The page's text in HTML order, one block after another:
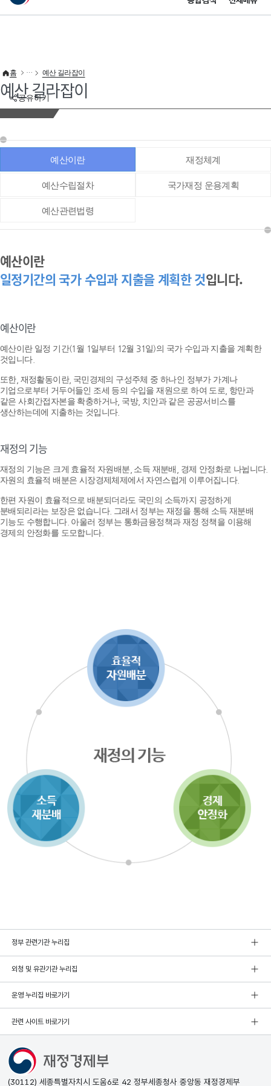
이 누리집은 대한민국 공식 전자정부 누리집입니다.
공유하기
홈 예산 길라잡이
예산 길라잡이
예산이란 재정체계
예산수립절차 국가재정 운용계획
예산관련법령
예산이란
일정기간의 국가 수입과 지출을 계획한 것입니다.
예산이란
예산이란 일정 기간(1월 1일부터 12월 31일)의 국가 수입과 지출을 계획한
것입니다.
또한, 재정활동이란, 국민경제의 구성주체 중 하나인 정부가 가계나
기업으로부터 거두어들인 조세 등의 수입을 재원으로 하여 도로, 항만과
같은 사회간접자본을 확충하거나, 국방, 치안과 같은 공공서비스를
생산하는데에 지출하는 것입니다.
재정의 기능
재정의 기능은 크게 효율적 자원배분, 소득 재분배, 경제 안정화로 나뉩니다.
자원의 효율적 배분은 시장경제체제에서 자연스럽게 이루어집니다.
한편 자원이 효율적으로 배분되더라도 국민의 소득까지 공정하게
분배되리라는 보장은 없습니다. 그래서 정부는 재정을 통해 소득 재분배
기능도 수행합니다. 아울러 정부는 통화금융정책과 재정 정책을 이용해
경제의 안정화를 도모합니다.
정부 관련기관 누리집
외청 및 유관기관 누리집
운영 누리집 바로가기
관련 사이트 바로가기
(30112) 세종특별자치시 도움6로 42 정부세종청사 중앙동 재정경제부